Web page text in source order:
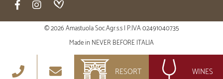
RESORT WINES
© 2026 Amastuola Soc.Agr.s.s | P.IVA 02491040735
Made in NEVER BEFORE ITALIA